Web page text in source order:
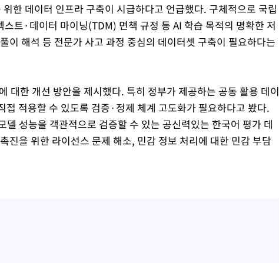
한 데이터 인프라 구축이 시급하다고 언급했다. 구체적으로 국립
트·데이터 마이닝(TDM) 면책 규정 등 AI 학습 목적의 명확한 저
이 해석 등 전문가 사고 과정 중심의 데이터셋 구축이 필요하다는
대한 개선 방안을 제시했다. 특히 정부가 제공하는 공동 활용 데이
접 적용할 수 있도록 검증·정제 체계 고도화가 필요하다고 봤다.
델 성능을 객관적으로 검증할 수 있는 공신력있는 한국어 평가 데
진을 위한 라이선스 문제 해소, 민감 정보 처리에 대한 민감 부담